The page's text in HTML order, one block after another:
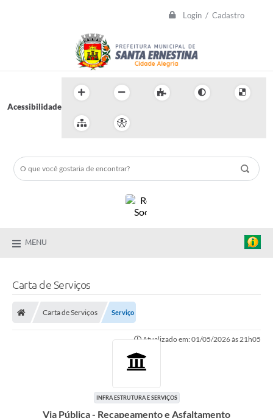
Login / Cadastro
Acessibilidade
MENU
Carta de Serviços
Carta de Serviços Serviço
Atualizado em: 01/05/2026 às 21h05
INFRA ESTRUTURA E SERVIÇOS
Via Pública - Recapeamento e Asfaltamento